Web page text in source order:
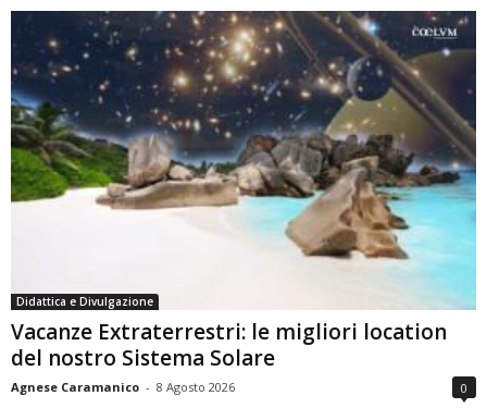
Didattica e Divulgazione
Vacanze Extraterrestri: le migliori location
del nostro Sistema Solare
Agnese Caramanico - 8 Agosto 2026 0